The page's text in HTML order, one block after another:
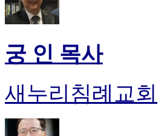
궁 인 목사
새누리침례교회